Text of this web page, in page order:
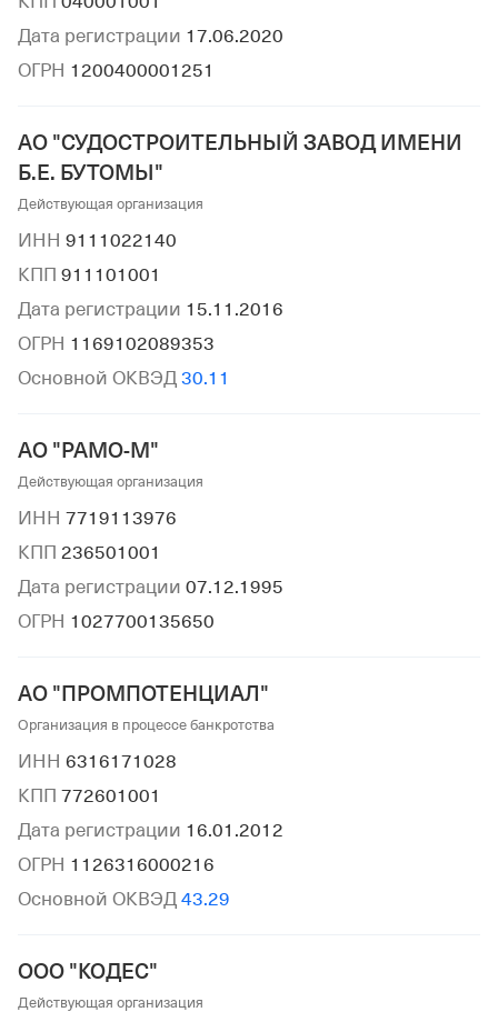
Дата регистрации 17.06.2020
ОГРН 1200400001251
АО "СУДОСТРОИТЕЛЬНЫЙ ЗАВОД ИМЕНИ
Б.Е. БУТОМЫ"
Действующая организация
ИНН 9111022140
КПП 911101001
Дата регистрации 15.11.2016
ОГРН 1169102089353
Основной ОКВЭД 30.11
АО "РАМО-М"
Действующая организация
ИНН 7719113976
КПП 236501001
Дата регистрации 07.12.1995
ОГРН 1027700135650
АО "ПРОМПОТЕНЦИАЛ"
Организация в процессе банкротства
ИНН 6316171028
КПП 772601001
Дата регистрации 16.01.2012
ОГРН 1126316000216
Основной ОКВЭД 43.29
ООО "КОДЕС"
Действующая организация